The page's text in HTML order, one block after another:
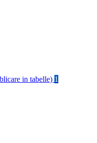
in tabelle) 1